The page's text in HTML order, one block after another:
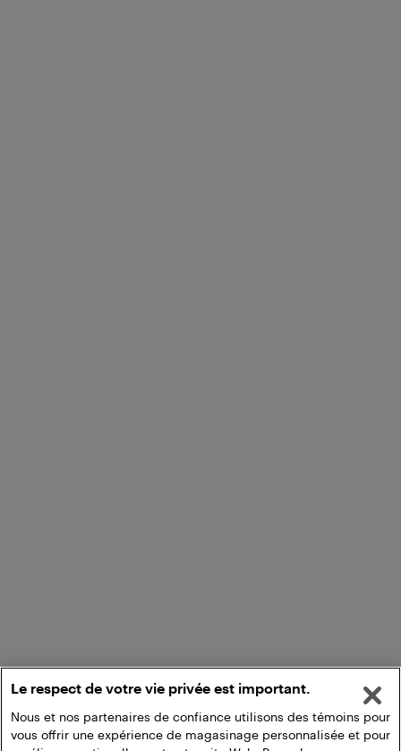
Le respect de votre vie privée est important.
Nous et nos partenaires de confiance utilisons des témoins pour
vous offrir une expérience de magasinage personnalisée et pour